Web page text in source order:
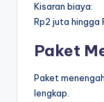
Kisaran biaya:
Rp2 juta hingga
Paket
Paket
lengkap.